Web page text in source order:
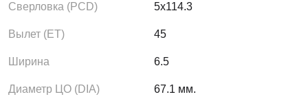
Сверловка (PCD) 5x114.3
Вылет (ЕТ) 45
Ширина 6.5
Диаметр ЦО (DIA) 67.1 мм.